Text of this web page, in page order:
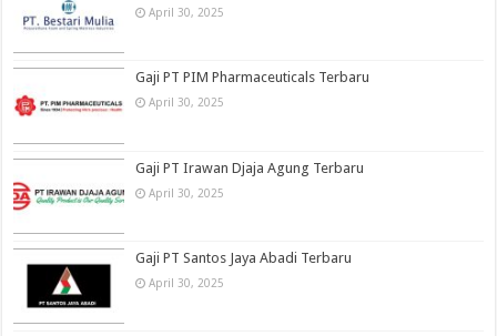
April 30, 2025
Gaji PT PIM Pharmaceuticals Terbaru
April 30, 2025
Gaji PT Irawan Djaja Agung Terbaru
April 30, 2025
Gaji PT Santos Jaya Abadi Terbaru
April 30, 2025